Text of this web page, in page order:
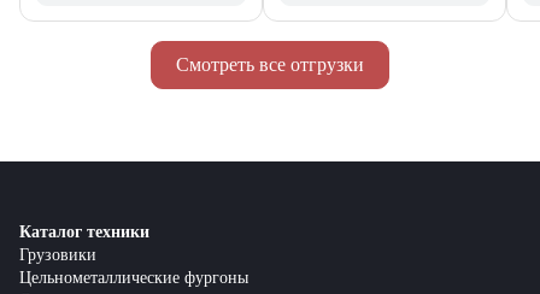
Смотреть все отгрузки
Каталог техники
Грузовики
Цельнометаллические фургоны